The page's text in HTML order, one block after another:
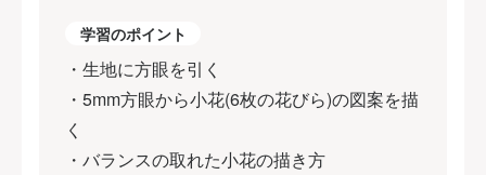
学習のポイント
・生地に方眼を引く
・5mm方眼から小花(6枚の花びら)の図案を描
く
・バランスの取れた小花の描き方